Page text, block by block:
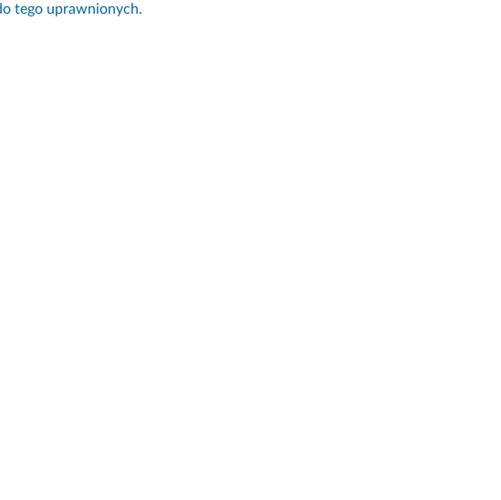
tego uprawnionych.